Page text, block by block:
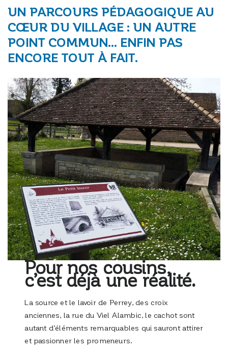
UN PARCOURS PÉDAGOGIQUE AU
CŒUR DU VILLAGE : UN AUTRE
POINT COMMUN… ENFIN PAS
ENCORE TOUT À FAIT.
Pour nos cousins,
c’est déjà une réalité.
La source et le lavoir de Perrey, des croix
anciennes, la rue du Viel Alambic, le cachot sont
autant d’éléments remarquables qui sauront attirer
et passionner les promeneurs.